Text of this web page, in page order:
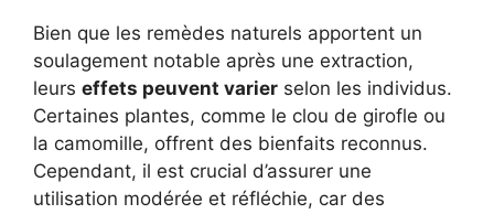
Bien que les remèdes naturels apportent un
soulagement notable après une extraction,
leurs effets peuvent varier selon les individus.
Certaines plantes, comme le clou de girofle ou
la camomille, offrent des bienfaits reconnus.
Cependant, il est crucial d’assurer une
utilisation modérée et réfléchie, car des